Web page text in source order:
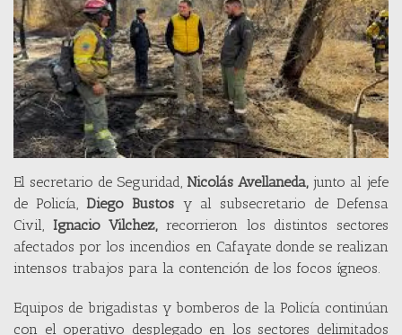
El secretario de Seguridad, Nicolás Avellaneda,junto al jefe
de Policía, Diego Bustos y al subsecretario de Defensa
Civil, Ignacio Vilchez,recorrieron los distintos sectores
afectados por los incendios en Cafayate donde se realizan
intensos trabajos para la contención de los focos ígneos.
Equipos de brigadistas y bomberos de la Policía continúan
con el operativo desplegado en los sectores delimitados